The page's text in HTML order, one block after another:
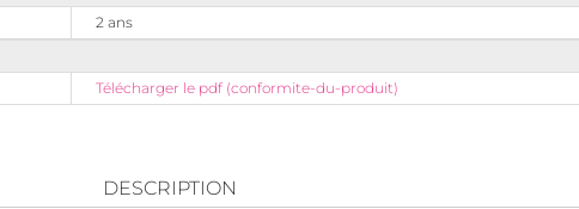
2 ans
Télécharger le pdf (conformite-du-produit)
DESCRIPTION